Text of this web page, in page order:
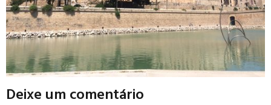
Deixe um comentário